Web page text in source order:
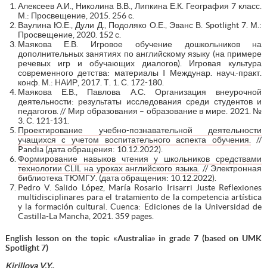
Алексеев А.И., Николина В.В., Липкина Е.К. География 7 класс.
М.: Просвещение, 2015. 256 с.
Ваулина Ю.Е., Дули Д., Подоляко О.Е., Эванс В. Spotlight 7. М.:
Просвещение, 2020. 152 с.
Маякова Е.В. Игровое обучение дошкольников на
дополнительных занятиях по английскому языку (на примере
речевых игр и обучающих диалогов). Игровая культура
современного детства: материалы I Междунар. науч.-практ.
конф. М.: НАИР, 2017. Т. 1. С. 172-180.
Маякова Е.В., Павлова А.С. Организация внеурочной
деятельности: результаты исследования среди студентов и
педагогов. // Мир образования – образование в мире. 2021. №
3. С. 121-131.
Проектирование учебно-познавательной деятельности
учащихся c учетом воспитательного аспекта обучения.
//
Pandia (дата обращения: 10.12.2022).
Формирование навыков чтения у школьников средствами
технологии CLIL на уроках английского языка.
// Электронная
библиотека ТЮМГУ. (дата обращения: 10.12.2022).
Pedro V. Salido López, María Rosario Irisarri Juste Reflexiones
multidisciplinares para el tratamiento de la competencia artística
y la formación cultural. Cuenca: Ediciones de la Universidad de
Castilla-La Mancha, 2021. 359 pages.
English lesson on the topic «Australia» in grade 7 (based on UMK
Spotlight 7)
Kirillova V.Y.,